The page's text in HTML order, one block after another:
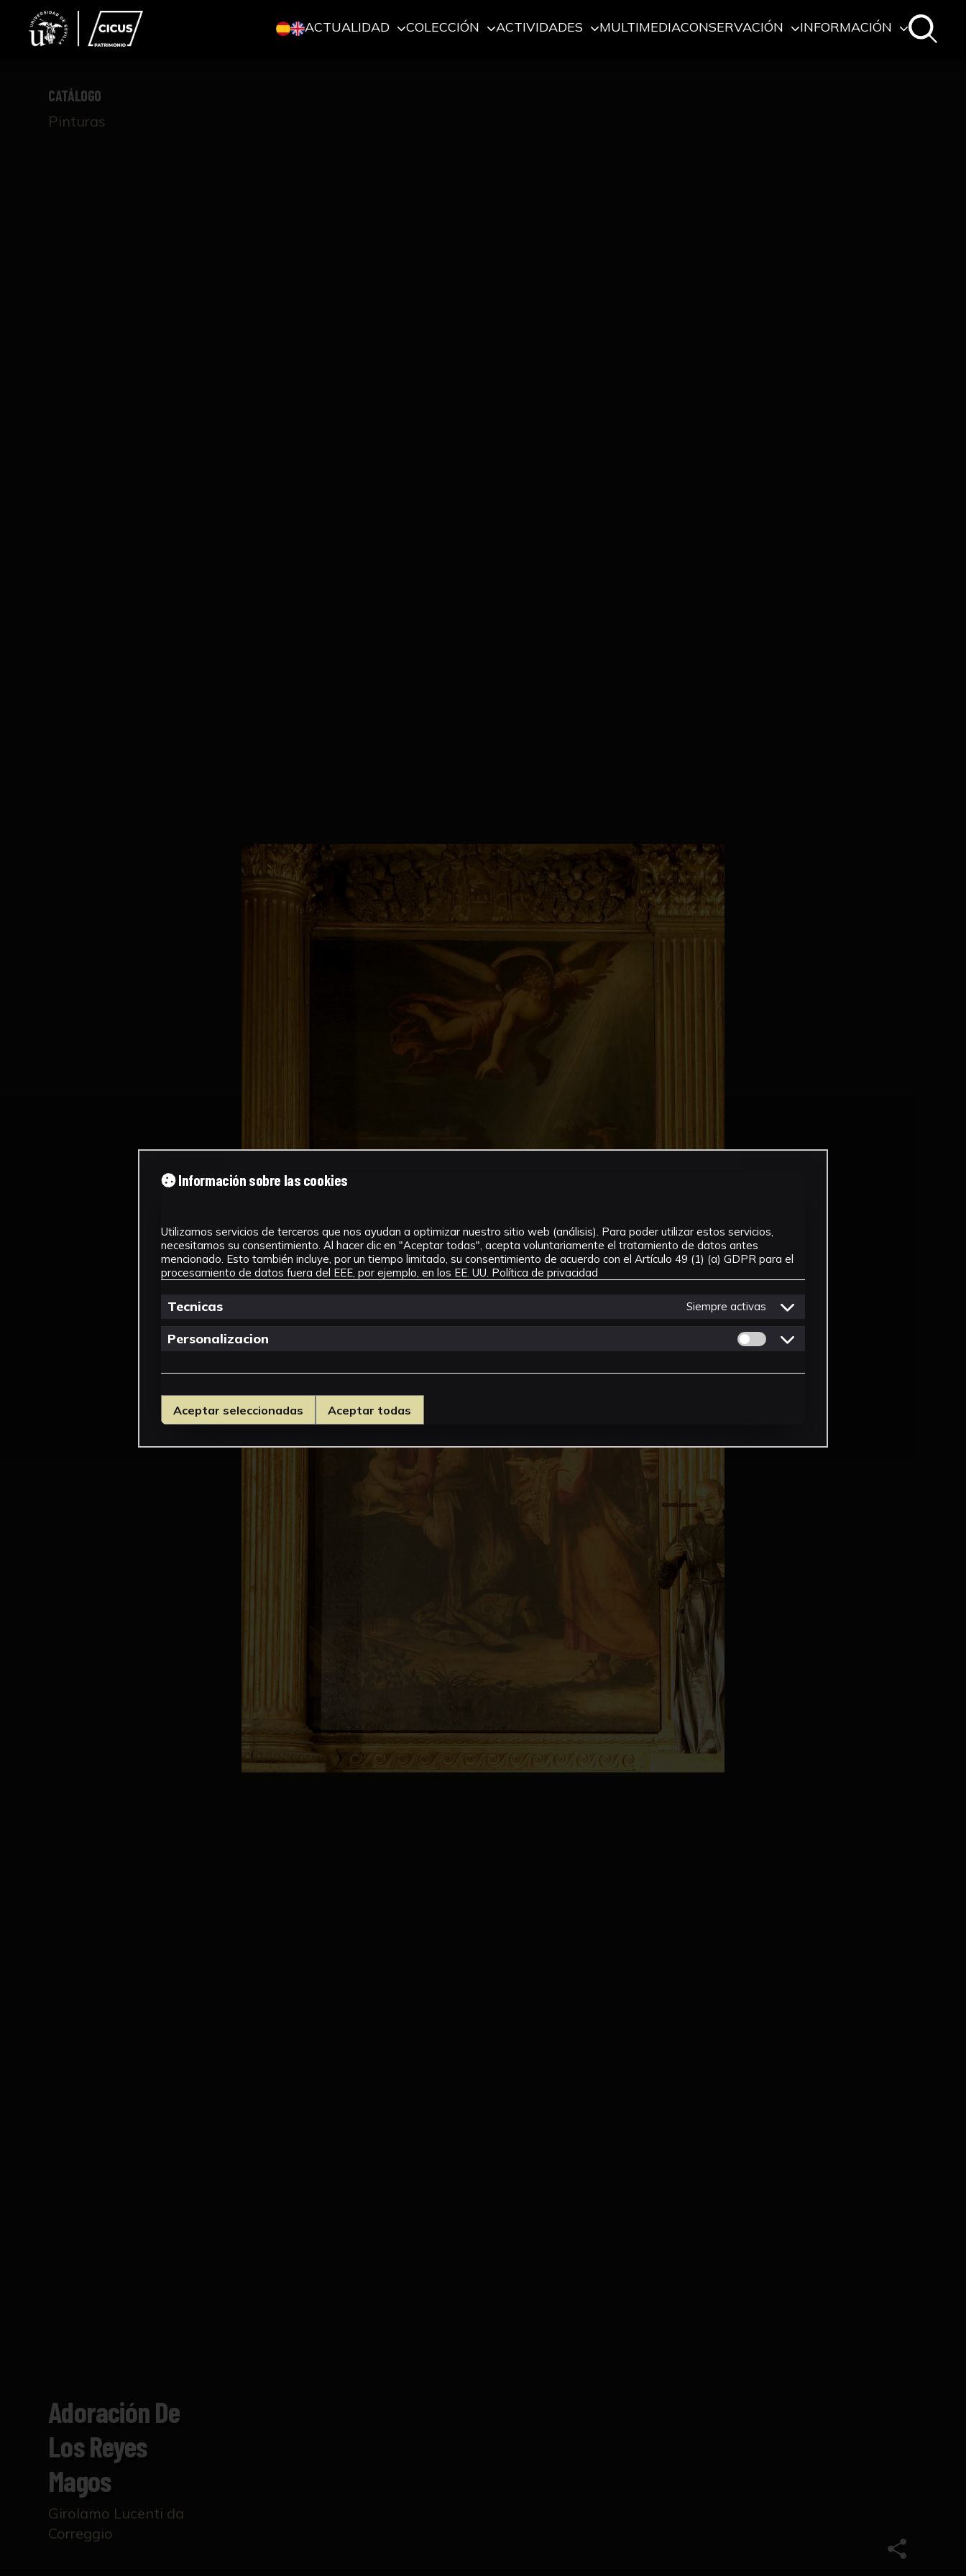
ACTUALIDAD COLECCIÓN ACTIVIDADES MULTIMEDIACONSERVACIÓN INFORMACIÓN
CATÁLOGO
Pinturas
Adoración De
Los Reyes
Magos
Girolamo Lucenti da
Correggio
Información sobre las cookies
Utilizamos servicios de terceros que nos ayudan a optimizar nuestro sitio web (análisis). Para poder utilizar estos servicios,
necesitamos su consentimiento. Al hacer clic en "Aceptar todas", acepta voluntariamente el tratamiento de datos antes
mencionado. Esto también incluye, por un tiempo limitado, su consentimiento de acuerdo con el Artículo 49 (1) (a) GDPR para el
procesamiento de datos fuera del EEE, por ejemplo, en los EE. UU. Política de privacidad
Tecnicas Siempre activas
Personalizacion Permitir cookies de Personalizacion
Aceptar seleccionadas Aceptar todas